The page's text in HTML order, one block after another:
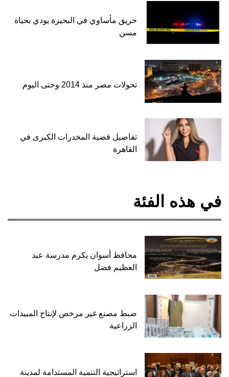
حريق مأساوي في البحيرة يودي بحياة
مسن
تحولات مصر منذ 2014 وحتى اليوم
تفاصيل قضية المخدرات الكبرى في
القاهرة
في هذه الفئة
محافظ أسوان يكرم مدرسة عبد
العظيم فضل
ضبط مصنع غير مرخص لإنتاج المبيدات
الزراعية
استراتيجية التنمية المستدامة لمدينة